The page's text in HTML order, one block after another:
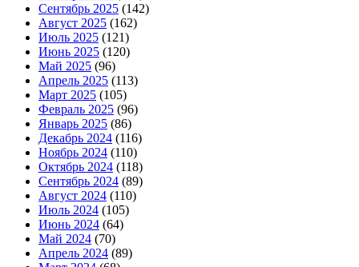
Сентябрь 2025 (142)
Август 2025 (162)
Июль 2025 (121)
Июнь 2025 (120)
Май 2025 (96)
Апрель 2025 (113)
Март 2025 (105)
Февраль 2025 (96)
Январь 2025 (86)
Декабрь 2024 (116)
Ноябрь 2024 (110)
Октябрь 2024 (118)
Сентябрь 2024 (89)
Август 2024 (110)
Июль 2024 (105)
Июнь 2024 (64)
Май 2024 (70)
Апрель 2024 (89)